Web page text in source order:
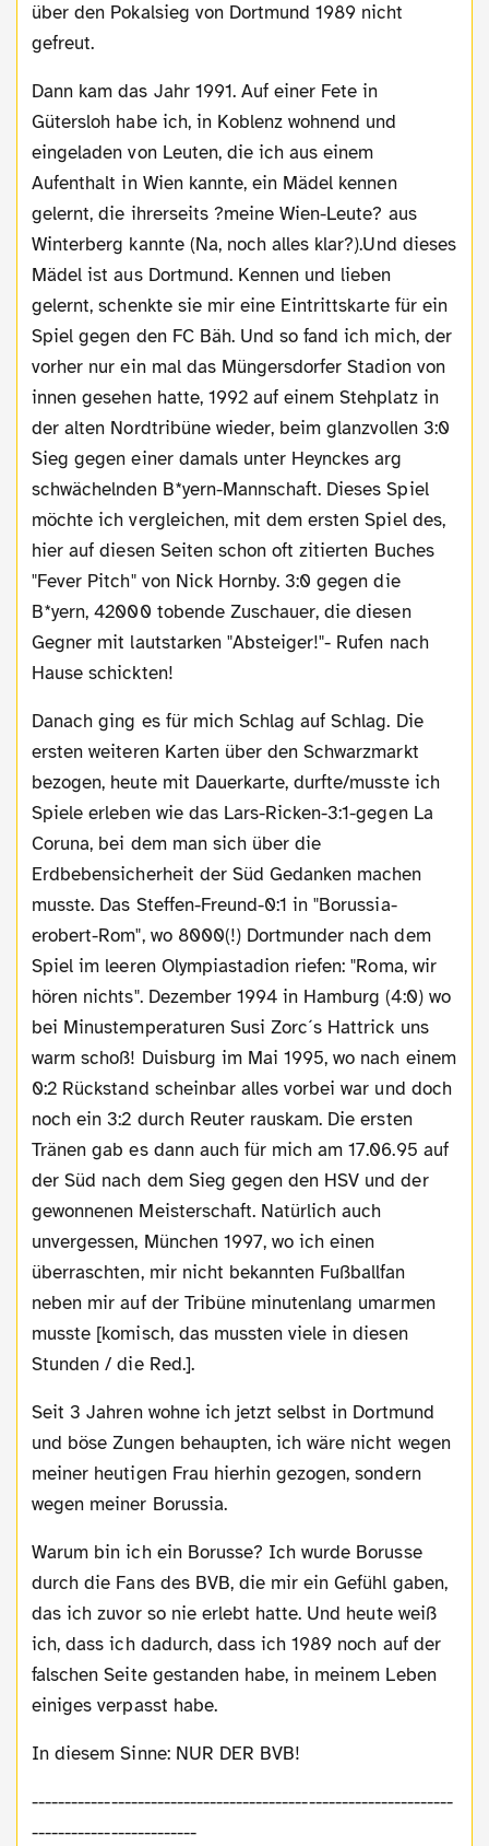
über den Pokalsieg von Dortmund 1989 nicht
gefreut.
Dann kam das Jahr 1991. Auf einer Fete in
Gütersloh habe ich, in Koblenz wohnend und
eingeladen von Leuten, die ich aus einem
Aufenthalt in Wien kannte, ein Mädel kennen
gelernt, die ihrerseits ?meine Wien-Leute? aus
Winterberg kannte (Na, noch alles klar?).Und dieses
Mädel ist aus Dortmund. Kennen und lieben
gelernt, schenkte sie mir eine Eintrittskarte für ein
Spiel gegen den FC Bäh. Und so fand ich mich, der
vorher nur ein mal das Müngersdorfer Stadion von
innen gesehen hatte, 1992 auf einem Stehplatz in
der alten Nordtribüne wieder, beim glanzvollen 3:0
Sieg gegen einer damals unter Heynckes arg
schwächelnden B*yern-Mannschaft. Dieses Spiel
möchte ich vergleichen, mit dem ersten Spiel des,
hier auf diesen Seiten schon oft zitierten Buches
"Fever Pitch" von Nick Hornby. 3:0 gegen die
B*yern, 42000 tobende Zuschauer, die diesen
Gegner mit lautstarken "Absteiger!"- Rufen nach
Hause schickten!
Danach ging es für mich Schlag auf Schlag. Die
ersten weiteren Karten über den Schwarzmarkt
bezogen, heute mit Dauerkarte, durfte/musste ich
Spiele erleben wie das Lars-Ricken-3:1-gegen La
Coruna, bei dem man sich über die
Erdbebensicherheit der Süd Gedanken machen
musste. Das Steffen-Freund-0:1 in "Borussia-
erobert-Rom", wo 8000(!) Dortmunder nach dem
Spiel im leeren Olympiastadion riefen: "Roma, wir
hören nichts". Dezember 1994 in Hamburg (4:0) wo
bei Minustemperaturen Susi Zorc´s Hattrick uns
warm schoß! Duisburg im Mai 1995, wo nach einem
0:2 Rückstand scheinbar alles vorbei war und doch
noch ein 3:2 durch Reuter rauskam. Die ersten
Tränen gab es dann auch für mich am 17.06.95 auf
der Süd nach dem Sieg gegen den HSV und der
gewonnenen Meisterschaft. Natürlich auch
unvergessen, München 1997, wo ich einen
überraschten, mir nicht bekannten Fußballfan
neben mir auf der Tribüne minutenlang umarmen
musste [komisch, das mussten viele in diesen
Stunden / die Red.].
Seit 3 Jahren wohne ich jetzt selbst in Dortmund
und böse Zungen behaupten, ich wäre nicht wegen
meiner heutigen Frau hierhin gezogen, sondern
wegen meiner Borussia.
Warum bin ich ein Borusse? Ich wurde Borusse
durch die Fans des BVB, die mir ein Gefühl gaben,
das ich zuvor so nie erlebt hatte. Und heute weiß
ich, dass ich dadurch, dass ich 1989 noch auf der
falschen Seite gestanden habe, in meinem Leben
einiges verpasst habe.
In diesem Sinne: NUR DER BVB!
----------------------------------------------------------------
-------------------------